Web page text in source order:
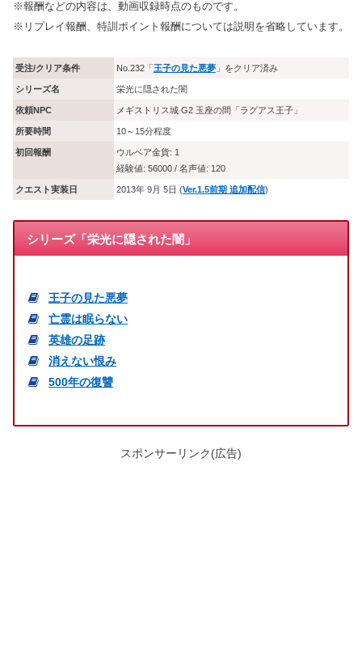
※報酬などの内容は、動画収録時点のものです。
※リプレイ報酬、特訓ポイント報酬については説明を省略しています。
受注/クリア条件 No.232「王子の見た悪夢 」をクリア済み
シリーズ名 栄光に隠された闇
依頼NPC メギストリス城 G2 玉座の間「ラグアス王子」
所要時間 10～15分程度
初回報酬
ウルベア金貨: 1
経験値: 56000 / 名声値: 120
クエスト実装日 2013年 9月 5日 (Ver.1.5前期 追加配信)
シリーズ「栄光に隠された闇」
王子の見た悪夢
亡霊は眠らない
英雄の足跡
消えない恨み
500年の復讐
スポンサーリンク(広告)